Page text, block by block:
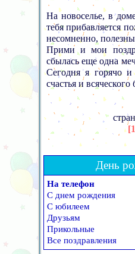
На новоселье, в
тебя прибавляется
несомненно,
Прими и мои
сбылась еще одна
Сегодня я горячо
счастья и
День
На телефон
С днем рождения
С юбилеем
Друзьям
Прикольные
Все поздравления